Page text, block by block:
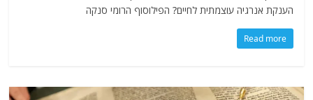
הענקת אנרגיה עוצמתית לחיים? הפילוסוף הרומי סנקה
Read more